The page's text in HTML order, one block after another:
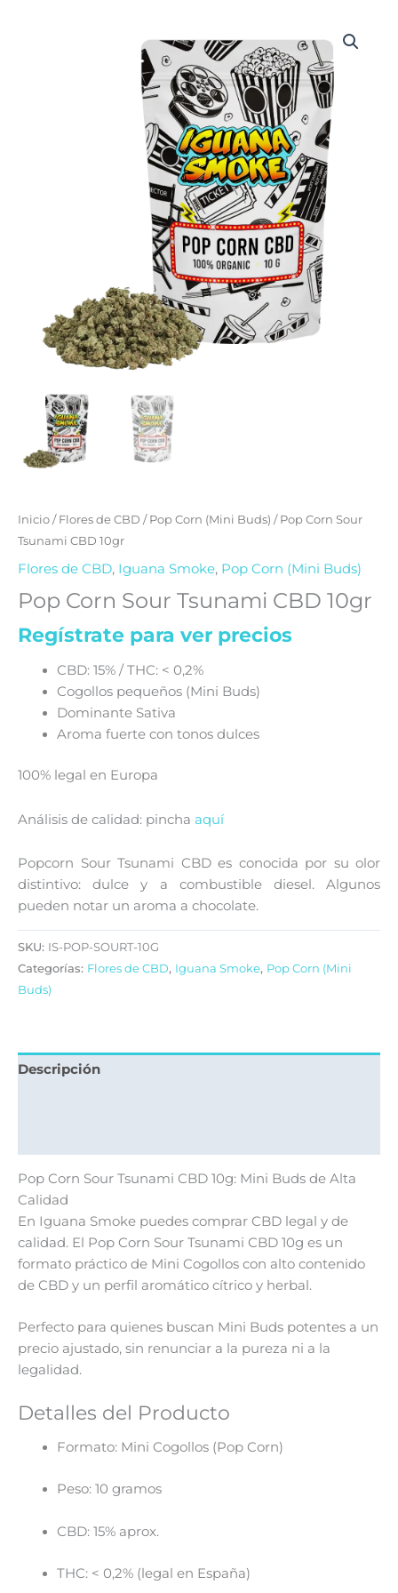
Inicio/Flores de CBD /Pop Corn (Mini Buds) / Pop Corn Sour
Tsunami CBD 10gr
Flores de CBD, Iguana Smoke, Pop Corn (Mini Buds)
Pop Corn Sour Tsunami CBD 10gr
Regístrate para ver precios
CBD: 15% / THC: < 0,2%
Cogollos pequeños (Mini Buds)
Dominante Sativa
Aroma fuerte con tonos dulces
100% legal en Europa
Análisis de calidad: pincha aquí
Popcorn Sour Tsunami CBD es conocida por su olor
distintivo: dulce y a combustible diesel. Algunos
pueden notar un aroma a chocolate.
SKU: IS-POP-SOURT-10G
Categorías: Flores de CBD, Iguana Smoke, Pop Corn (Mini
Buds)
Descripción
Pop Corn Sour Tsunami CBD 10g: Mini Buds de Alta
Calidad
En Iguana Smoke puedes comprar CBD legal y de
calidad. El Pop Corn Sour Tsunami CBD 10g es un
formato práctico de Mini Cogollos con alto contenido
de CBD y un perfil aromático cítrico y herbal.
Perfecto para quienes buscan Mini Buds potentes a un
precio ajustado, sin renunciar a la pureza ni a la
legalidad.
Detalles del Producto
Formato: Mini Cogollos (Pop Corn)
Peso: 10 gramos
CBD: 15% aprox.
THC: < 0,2% (legal en España)